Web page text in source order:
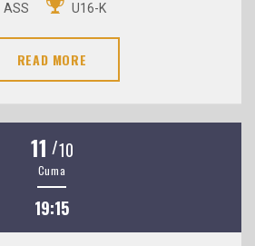
ASS U16-K
READ MORE
11 /10
Cuma
19:15